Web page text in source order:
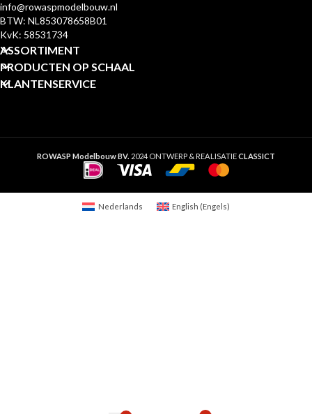
info@rowaspmodelbouw.nl
BTW: NL853078658B01
KvK: 58531734
ASSORTIMENT
PRODUCTEN OP SCHAAL
KLANTENSERVICE
ROWASP Modelbouw BV. 2024 ONTWERP & REALISATIECLASSICT
Nederlands English (Engels)